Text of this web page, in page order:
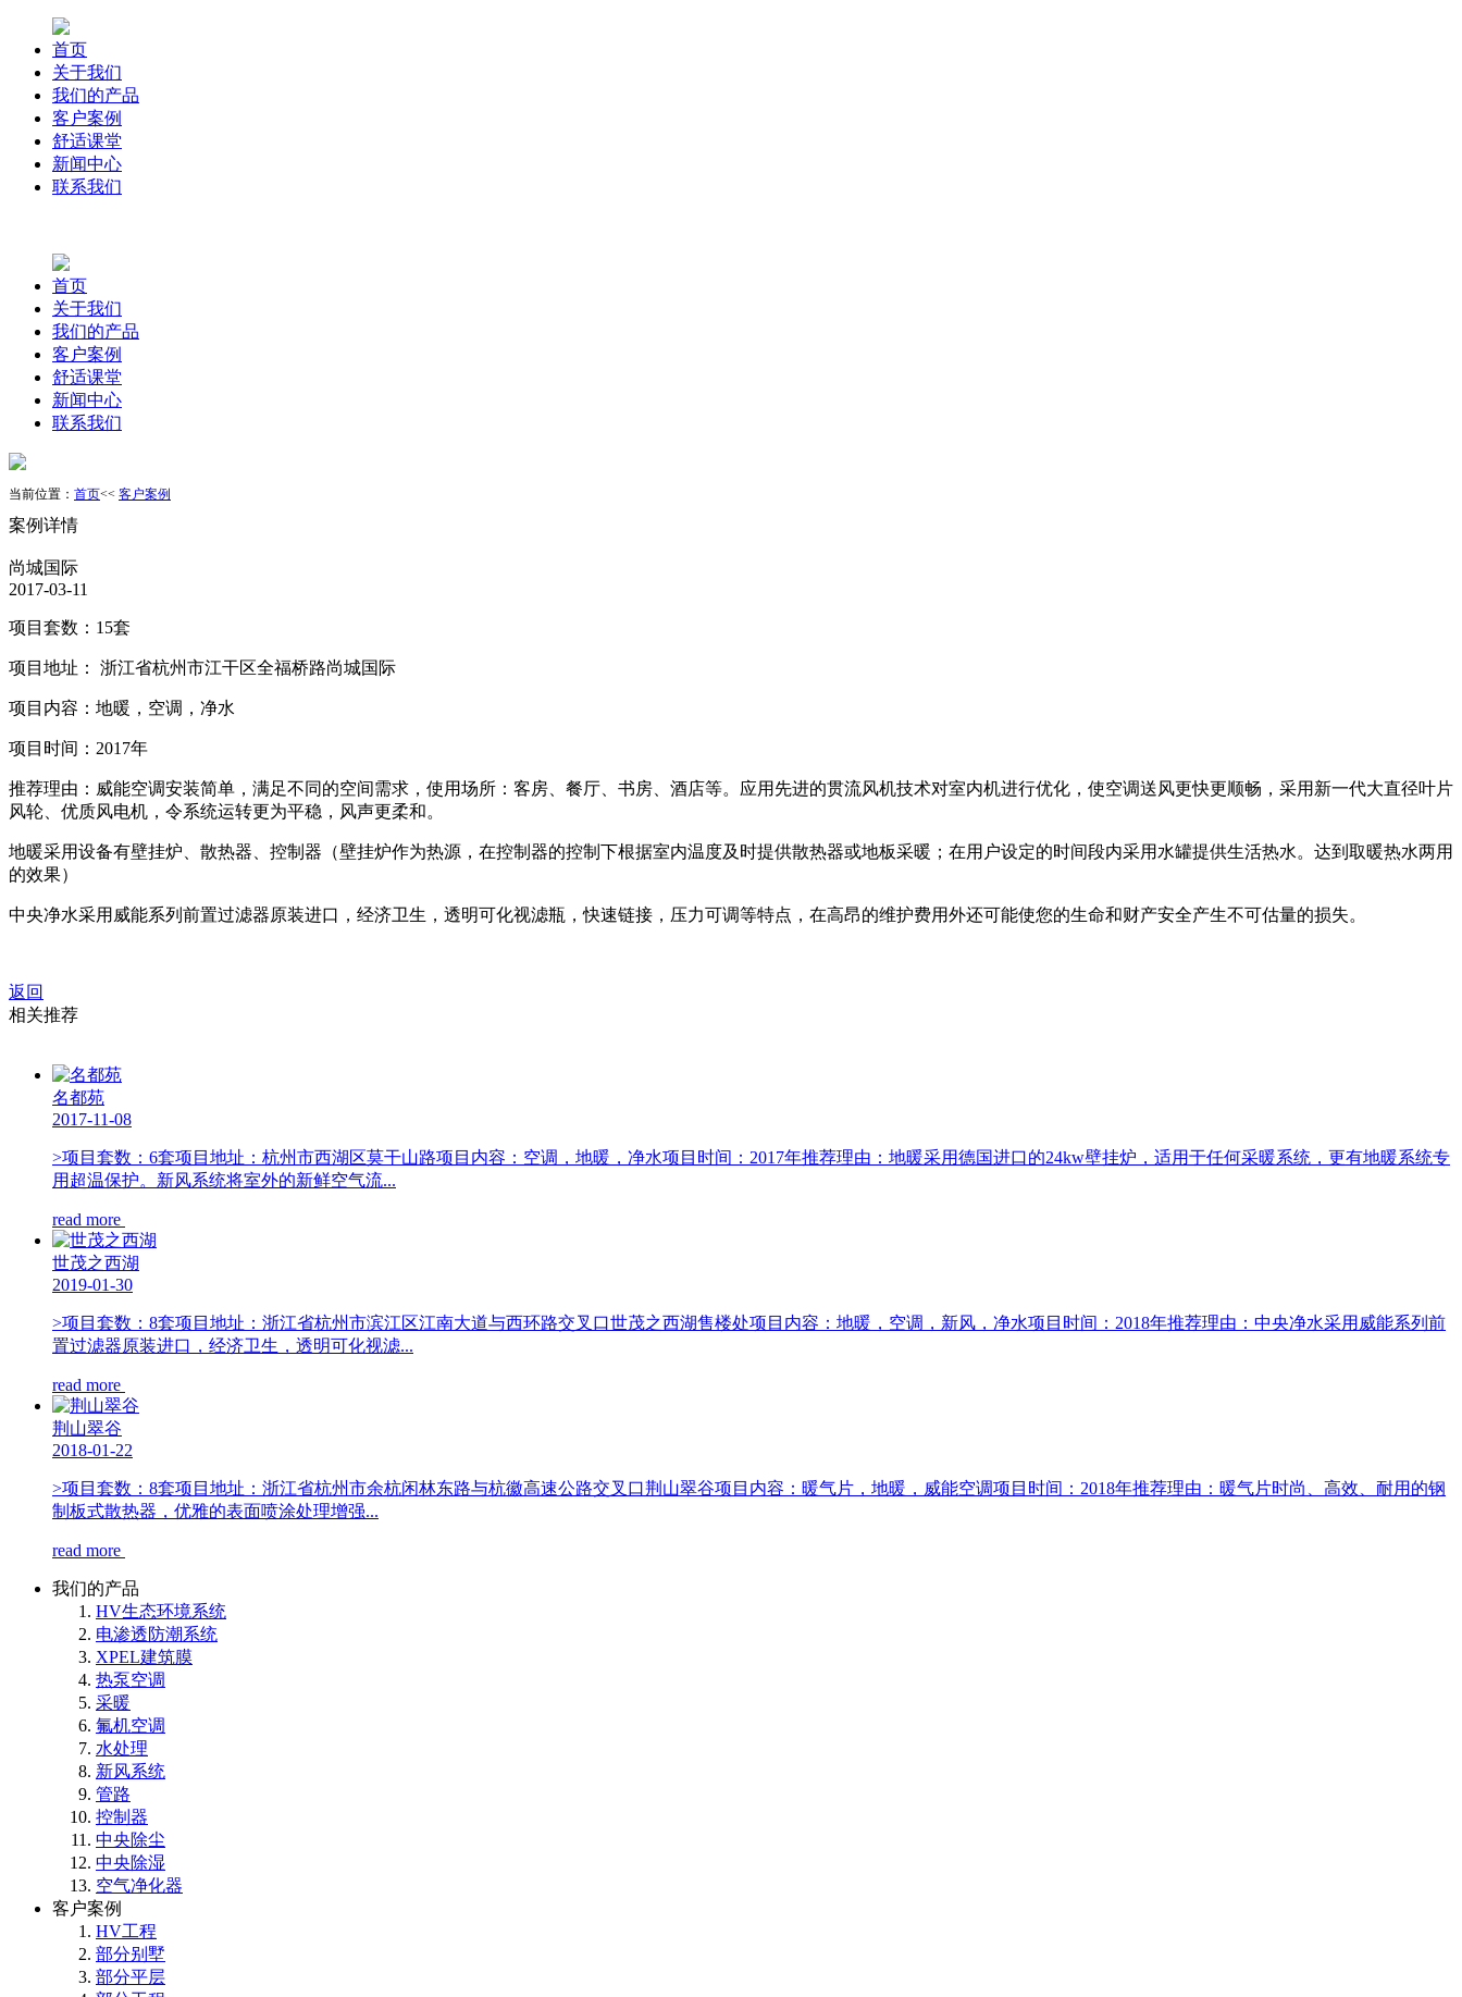
首页
关于我们
我们的产品
客户案例
舒适课堂
新闻中心
联系我们
首页
关于我们
我们的产品
客户案例
舒适课堂
新闻中心
联系我们
当前位置： 首页<< 客户案例
案例详情
尚城国际
2017-03-11
项目套数：15套
项目地址： 浙江省杭州市江干区全福桥路尚城国际
项目内容：地暖，空调，净水
项目时间：2017年
推荐理由：威能空调安装简单，满足不同的空间需求，使用场所：客房、餐厅、书房、酒店等。应用先进的贯流风机技术对室内机进行优化，使空调送风更快更顺畅，采用新一代大直径叶片
风轮、优质风电机，令系统运转更为平稳，风声更柔和。
地暖采用设备有壁挂炉、散热器、控制器（壁挂炉作为热源，在控制器的控制下根据室内温度及时提供散热器或地板采暖；在用户设定的时间段内采用水罐提供生活热水。达到取暖热水两用
的效果）
中央净水采用威能系列前置过滤器原装进口，经济卫生，透明可化视滤瓶，快速链接，压力可调等特点，在高昂的维护费用外还可能使您的生命和财产安全产生不可估量的损失。
返回
相关推荐
名都苑
2017-11-08
>项目套数：6套项目地址：杭州市西湖区莫干山路项目内容：空调，地暖，净水项目时间：2017年推荐理由：地暖采用德国进口的24kw壁挂炉，适用于任何采暖系统，更有地暖系统专
用超温保护。新风系统将室外的新鲜空气流...
read more
世茂之西湖
2019-01-30
>项目套数：8套项目地址：浙江省杭州市滨江区江南大道与西环路交叉口世茂之西湖售楼处项目内容：地暖，空调，新风，净水项目时间：2018年推荐理由：中央净水采用威能系列前
置过滤器原装进口，经济卫生，透明可化视滤...
read more
荆山翠谷
2018-01-22
>项目套数：8套项目地址：浙江省杭州市余杭闲林东路与杭徽高速公路交叉口荆山翠谷项目内容：暖气片，地暖，威能空调项目时间：2018年推荐理由：暖气片时尚、高效、耐用的钢
制板式散热器，优雅的表面喷涂处理增强...
read more
我们的产品
HV生态环境系统
电渗透防潮系统
XPEL建筑膜
热泵空调
采暖
氟机空调
水处理
新风系统
管路
控制器
中央除尘
中央除湿
空气净化器
客户案例
HV工程
部分别墅
部分平层